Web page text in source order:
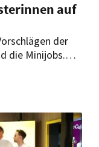
auf
der
die Minijobs.
Thüringens